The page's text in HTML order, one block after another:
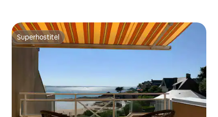
Superhostiteľ
Superhostiteľ